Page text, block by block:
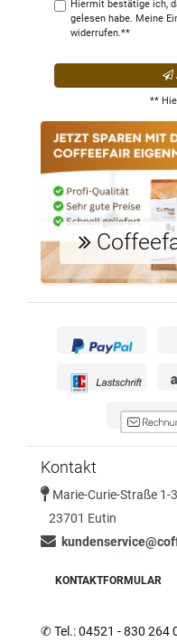
Hiermit bestätige ich,
gelesen habe. Meine
widerrufen.**
**
Kontakt
Marie-Curie-Straße 1-3
23701 Eutin
KONTAKTFORMULAR
✆Tel.: 04521 - 830 264